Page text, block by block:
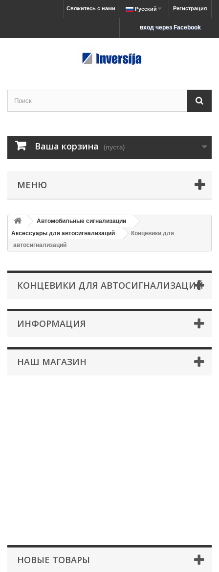
Регистрация
Русский
Свяжитесь с нами
вход через Facebook
Ваша корзина (пуста)
МЕНЮ
Автомобильные сигнализации
Аксессуары для автосигнализаций
Концевики для
автосигнализаций
КОНЦЕВИКИ ДЛЯ АВТОСИГНАЛИЗАЦИЙ
ИНФОРМАЦИЯ
НАШ МАГАЗИН
НОВЫЕ ТОВАРЫ